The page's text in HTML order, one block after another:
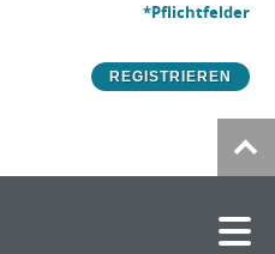
*Pflichtfelder